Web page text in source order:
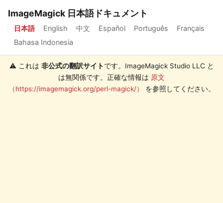
ImageMagick 日本語ドキュメント
日本語 English 中文 Español Português
Français
Bahasa Indonesia
⚠️ これは 非公式の翻訳サイトです。ImageMagick Studio LLC と
は無関係です。正確な情報は 原文
（https://imagemagick.org/perl-magick/）
を参照してください。